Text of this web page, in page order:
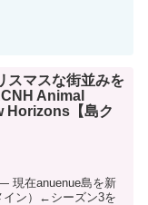
スマスな街並みを
Animal
Horizons【島ク
島を新
ン）←シーズン3を